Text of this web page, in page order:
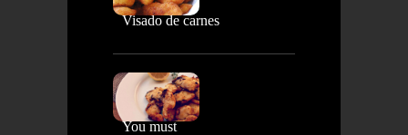
Visado de carnes
You must